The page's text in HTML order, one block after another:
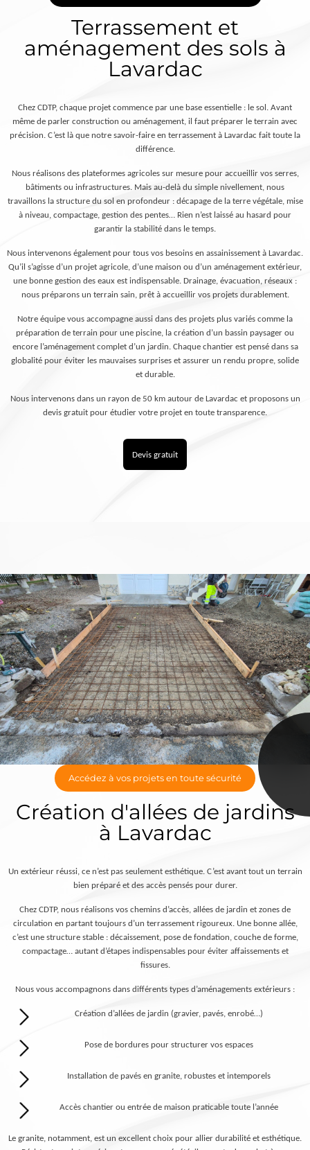
Terrassement et
aménagement des sols à
Lavardac
Chez CDTP, chaque projet commence par une base essentielle : le sol. Avant
même de parler construction ou aménagement, il faut préparer le terrain avec
précision. C’est là que notre savoir-faire en terrassement à Lavardac fait toute la
différence.
Nous réalisons des plateformes agricoles sur mesure pour accueillir vos serres,
bâtiments ou infrastructures. Mais au-delà du simple nivellement, nous
travaillons la structure du sol en profondeur : décapage de la terre végétale, mise
à niveau, compactage, gestion des pentes… Rien n’est laissé au hasard pour
garantir la stabilité dans le temps.
Nous intervenons également pour tous vos besoins en assainissement à Lavardac.
Qu’il s’agisse d’un projet agricole, d’une maison ou d’un aménagement extérieur,
une bonne gestion des eaux est indispensable. Drainage, évacuation, réseaux :
nous préparons un terrain sain, prêt à accueillir vos projets durablement.
Notre équipe vous accompagne aussi dans des projets plus variés comme la
préparation de terrain pour une piscine, la création d’un bassin paysager ou
encore l’aménagement complet d’un jardin. Chaque chantier est pensé dans sa
globalité pour éviter les mauvaises surprises et assurer un rendu propre, solide
et durable.
Nous intervenons dans un rayon de 50 km autour de Lavardac et proposons un
devis gratuit pour étudier votre projet en toute transparence.
Devis gratuit
Accédez à vos projets en toute sécurité
Création d'allées de jardins
à Lavardac
Un extérieur réussi, ce n’est pas seulement esthétique. C’est avant tout un terrain
bien préparé et des accès pensés pour durer.
Chez CDTP, nous réalisons vos chemins d’accès, allées de jardin et zones de
circulation en partant toujours d’un terrassement rigoureux. Une bonne allée,
c’est une structure stable : décaissement, pose de fondation, couche de forme,
compactage… autant d’étapes indispensables pour éviter affaissements et
fissures.
Nous vous accompagnons dans différents types d’aménagements extérieurs :
Création d’allées de jardin (gravier, pavés, enrobé…)
Pose de bordures pour structurer vos espaces
Installation de pavés en granite, robustes et intemporels
Accès chantier ou entrée de maison praticable toute l’année
Le granite, notamment, est un excellent choix pour allier durabilité et esthétique.